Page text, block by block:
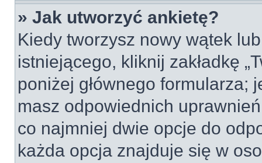
» Jak utworzyć ankietę?
Kiedy tworzysz nowy wątek
istniejącego, kliknij zakładkę
poniżej głównego formularza;
masz odpowiednich
co najmniej dwie opcje do
każda opcja znajduje się w